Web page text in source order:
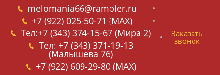
melomania66@rambler.ru
+7 (922) 025-50-71 (MAX)
Тел:+7 (343) 374-15-67 (Мира 2)
Тел: +7 (343) 371-19-13
(Малышева 76)
+7 (922) 609-29-80 (MAX)
Заказать
звонок